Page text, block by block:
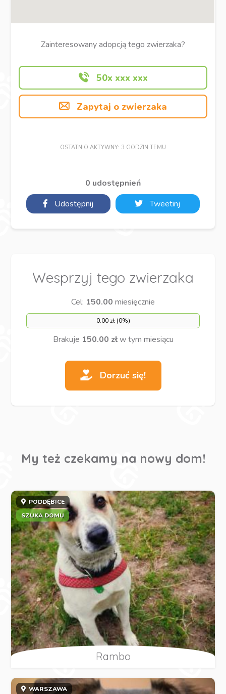
Zainteresowany adopcją tego zwierzaka?
50x xxx xxx
Zapytaj o zwierzaka
OSTATNIO AKTYWNY: 3 GODZIN TEMU
0 udostępnień
Udostępnij
Tweetinj
Wesprzyj tego zwierzaka
Cel: 150.00 miesięcznie
0.00 zł (0%)
Brakuje 150.00 złw tym miesiącu
Dorzuć się!
My też czekamy na nowy dom!
PODDĘBICE
SZUKA DOMU
Rambo
WARSZAWA